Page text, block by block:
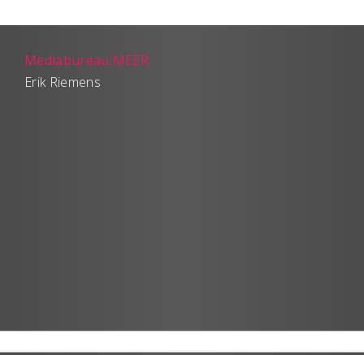
Mediabureau MEER
Erik Riemens